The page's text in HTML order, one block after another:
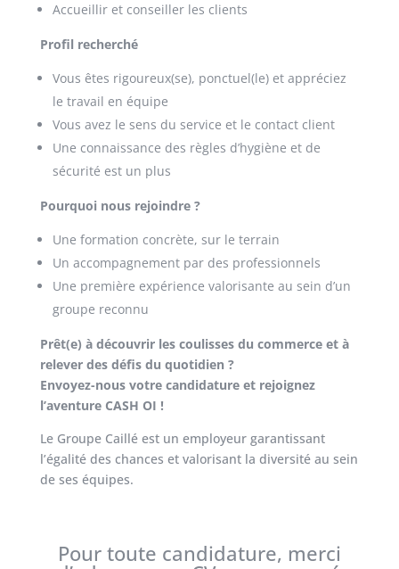
Accueillir et conseiller les clients
Profil recherché
Vous êtes rigoureux(se), ponctuel(le) et appréciez
le travail en équipe
Vous avez le sens du service et le contact client
Une connaissance des règles d’hygiène et de
sécurité est un plus
Pourquoi nous rejoindre ?
Une formation concrète, sur le terrain
Un accompagnement par des professionnels
Une première expérience valorisante au sein d’un
groupe reconnu
Prêt(e) à découvrir les coulisses du commerce et à
relever des défis du quotidien ?
Envoyez-nous votre candidature et rejoignez
l’aventure CASH OI !
Le Groupe Caillé est un employeur garantissant
l’égalité des chances et valorisant la diversité au sein
de ses équipes.
Pour toute candidature, merci